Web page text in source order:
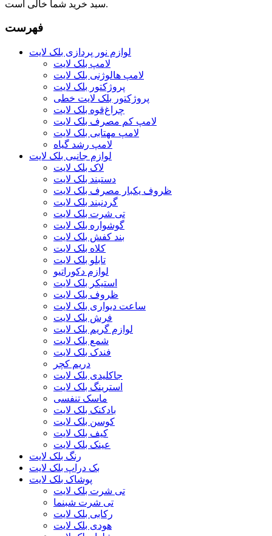
سبد خرید شما خالی است.
فهرست
لوازم نور پردازی بلک لایت
لامپ بلک لایت
لامپ هالوژنی بلک لایت
پروژکتور بلک لایت
پروژکتور بلک لایت خطی
چراغ‌قوه بلک لایت
لامپ کم مصرف بلک لایت
لامپ مهتابی بلک لایت
لامپ رشد گیاه
لوازم جانبی بلک لایت
لاک بلک لایت
دستبند بلک لایت
ظروف یکبار مصرف بلک لایت
گردنبند بلک لایت
تی شرت بلک لایت
گوشواره بلک لایت
بند کفش بلک لایت
کلاه بلک لایت
تابلو بلک لایت
لوازم دکوراتیو
استیکر بلک لایت
ظروف بلک لایت
ساعت دیواری بلک لایت
فرش بلک لایت
لوازم گریم بلک لایت
شمع بلک لایت
فندک بلک لایت
دریم کچر
جاکلیدی بلک لایت
استرینگ بلک لایت
ماسک تنفسی
بادکنک بلک لایت
کوسن بلک لایت
کیف بلک لایت
عینک بلک لایت
رنگ بلک لایت
بک دراپ بلک لایت
پوشاک بلک لایت
تی شرت بلک لایت
تی شرت شبنما
رکابی بلک لایت
هودی بلک لایت